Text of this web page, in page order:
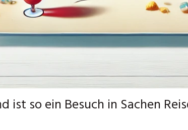
ist so ein Besuch in Sachen